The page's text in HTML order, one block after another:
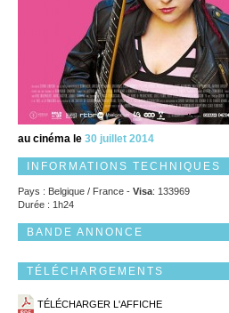
au cinéma le 30 juillet 2014
INFORMATIONS TECHNIQUES
Pays : Belgique / France - Visa: 133969
Durée : 1h24
BANDE ANNONCE
TÉLÉCHARGEMENTS
TÉLÉCHARGER L'AFFICHE